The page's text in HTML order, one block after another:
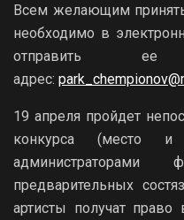
Всем желающим
необходимо в
отправить
адрес:
19 апреля пройдет
конкурса (место
предварительных
артисты получат право